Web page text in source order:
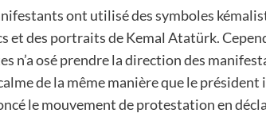
ont utilisé des symboles
et des portraits de Kemal Atatürk.
n’a osé prendre la direction des
de la même manière que le
le mouvement de protestation en